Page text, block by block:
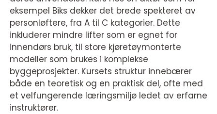
eksempel Biks dekker det brede spekteret av
personløftere, fra A til C kategorier. Dette
inkluderer mindre lifter som er egnet for
innendørs bruk, til store kjøretøymonterte
modeller som brukes i komplekse
byggeprosjekter. Kursets struktur innebærer
både en teoretisk og en praktisk del, ofte med
et velfungerende læringsmiljø ledet av erfarne
instruktører.